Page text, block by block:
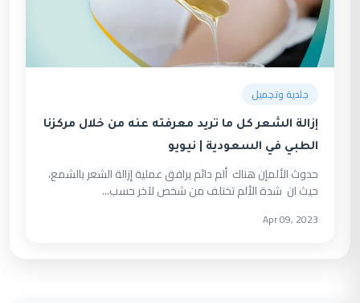
جلدية وتجميل
إزالة الشعر كل ما تريد معرفته عنه من خلال مركزنا
الطبي في السعودية | نيويو
حدوث الألمإن هناك ألم دائم يرافق عملية إزالة الشعر بالشمع،
حيث ان شدة الألم تختلف من شخص لآخر حسب...
Apr 09, 2023